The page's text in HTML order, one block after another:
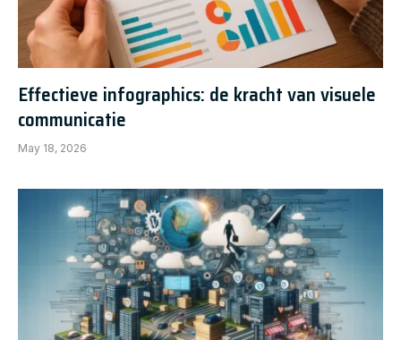
Effectieve infographics: de kracht van visuele
communicatie
May 18, 2026